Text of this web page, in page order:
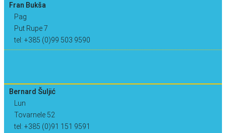
Fran Bukša
Pag
Put Rupe 7
tel: +385 (0)99 503 9590
Bernard Šuljić
Lun
Tovarnele 52
tel: +385 (0)91 151 9591